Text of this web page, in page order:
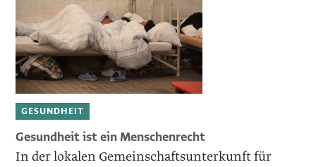
GESUNDHEIT
Gesundheit ist ein ­Menschenrecht
In der lokalen Gemeinschaftsunterkunft für